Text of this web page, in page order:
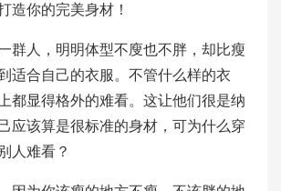
造你的完美身材！
群人，明明体型不廋也不胖，却比瘦
适合自己的衣服。不管什么样的衣
都显得格外的难看。这让他们很是纳
应该算是很标准的身材，可为什么穿
人难看？